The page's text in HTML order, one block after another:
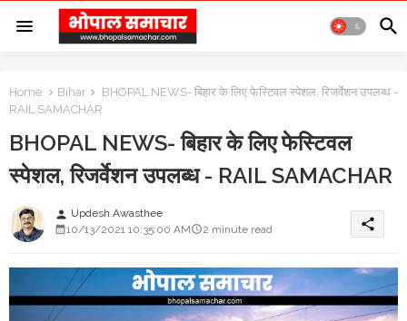
Home Bihar
BHOPAL NEWS- बिहार के लिए फेस्टिवल स्पेशल, रिजर्वेशन उपलब्ध -
RAIL SAMACHAR
BHOPAL NEWS- बिहार के लिए फेस्टिवल
स्पेशल, रिजर्वेशन उपलब्ध - RAIL SAMACHAR
person Updesh Awasthee
10/13/2021 10:35:00 AM
2 minute read share